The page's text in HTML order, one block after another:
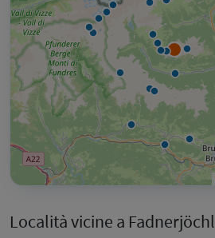
Località vicine a Fadnerjöchl